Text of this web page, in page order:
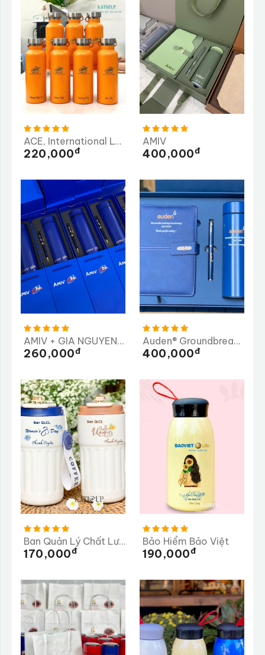
ACE, International Logistics
220,000Đ
AMIV
400,000Đ
AMIV + GIA NGUYEN ME CO.,LTD ( GN )
260,000Đ
Auden® Groundbreaking Ceremony
400,000Đ
Ban Quản Lý Chất Lượng Tỉnh Quảng Ngãi
170,000Đ
Bảo Hiểm Bảo Việt
190,000Đ